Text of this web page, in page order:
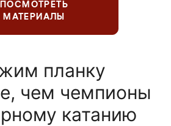
ПОСМОТРЕТЬ
МАТЕРИАЛЫ
планку
чем чемпионы
катанию